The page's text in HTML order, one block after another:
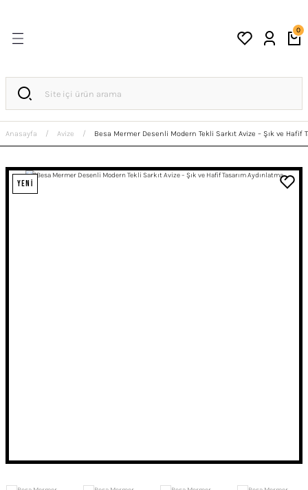
0
Anasayfa Avize Besa Mermer Desenli Modern Tekli Sarkıt Avize – Şık ve Hafif
YENİ